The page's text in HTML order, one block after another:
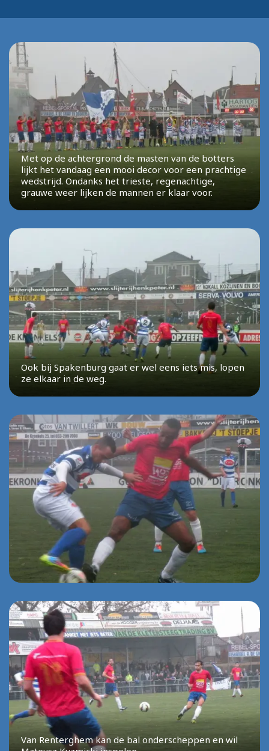
Met op de achtergrond de masten van de botters
lijkt het vandaag een mooi decor voor een prachtige
wedstrijd. Ondanks het trieste, regenachtige,
grauwe weer lijken de mannen er klaar voor.
Ook bij Spakenburg gaat er wel eens iets mis, lopen
ze elkaar in de weg.
Van Renterghem kan de bal onderscheppen en wil